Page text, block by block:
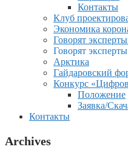
Контакты
Клуб
Экономика
Говорят
Говорят
Арктика
Гайдаровский
Конкурс
Положение
Заявка/
Контакты
Archives